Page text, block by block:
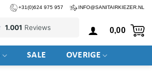
+31(0)624 975 957 INFO@SANITAIRKIEZER.NL
0,00
SALE OVERIGE